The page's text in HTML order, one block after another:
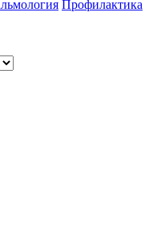
Профилактика